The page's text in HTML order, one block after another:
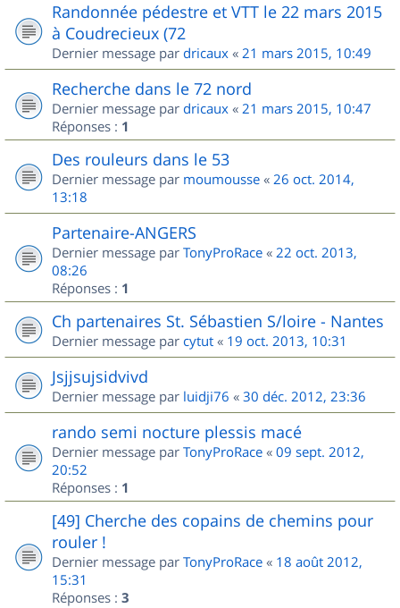
Randonnée pédestre et VTT le 22 mars 2015
à Coudrecieux (72
Dernier message par dricaux « 21 mars 2015, 10:49
Recherche dans le 72 nord
Dernier message par dricaux « 21 mars 2015, 10:47
Réponses : 1
Des rouleurs dans le 53
Dernier message par moumousse « 26 oct. 2014,
13:18
Partenaire-ANGERS
Dernier message par TonyProRace « 22 oct. 2013,
08:26
Réponses : 1
Ch partenaires St. Sébastien S/loire - Nantes
Dernier message par cytut « 19 oct. 2013, 10:31
Jsjjsujsidvivd
Dernier message par luidji76 « 30 déc. 2012, 23:36
rando semi nocture plessis macé
Dernier message par TonyProRace « 09 sept. 2012,
20:52
Réponses : 1
[49] Cherche des copains de chemins pour
rouler !
Dernier message par TonyProRace « 18 août 2012,
15:31
Réponses : 3